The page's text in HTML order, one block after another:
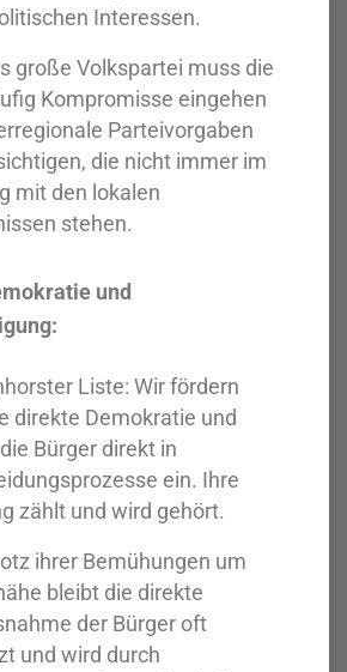
Interessen.
große Volkspartei muss die
Kompromisse eingehen
Parteivorgaben
die nicht immer im
mit den lokalen
stehen.
und
Liste: Wir fördern
direkte Demokratie und
Bürger direkt in
ein. Ihre
zählt und wird gehört.
ihrer Bemühungen um
bleibt die direkte
der Bürger oft
und wird durch